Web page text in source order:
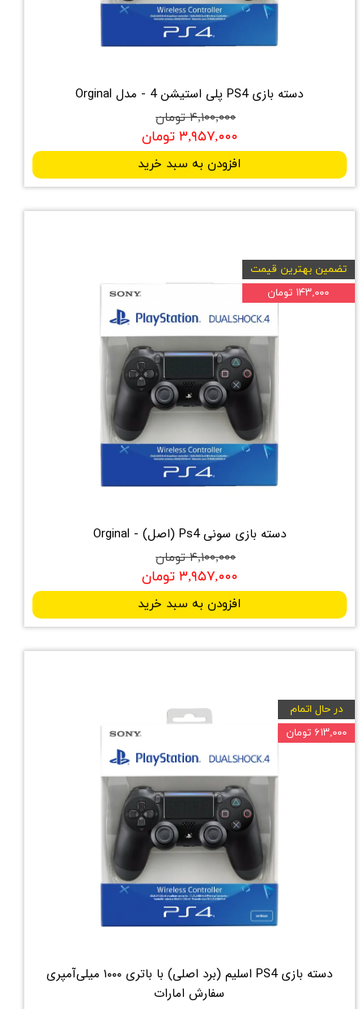
دسته بازی PS4 پلی استیشن 4 - مدل Orginal
۴,۱۰۰,۰۰۰ تومان
۳,۹۵۷,۰۰۰ تومان
افزودن به سبد خرید
دسته بازی سونی Ps4 (اصل) - Orginal
۴,۱۰۰,۰۰۰ تومان
۳,۹۵۷,۰۰۰ تومان
افزودن به سبد خرید
تضمین بهترین قیمت
۱۴۳,۰۰۰ تومان
دسته بازی PS4 اسلیم (برد اصلی) با باتری ۱۰۰۰ میلی‌آمپری
سفارش امارات
در حال اتمام
۶۱۳,۰۰۰ تومان